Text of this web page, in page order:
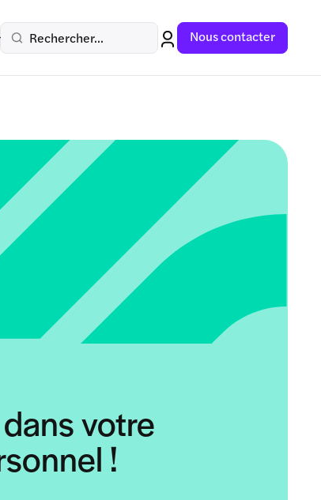
Rechercher... Nous contacter
votre
!